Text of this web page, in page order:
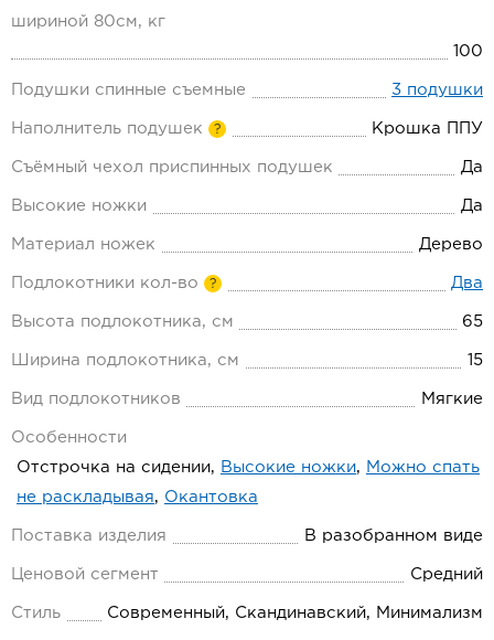
шириной 80см, кг
100
Подушки спинные съемные 3 подушки
Наполнитель подушек ? Крошка ППУ
Съёмный чехол приспинных подушек Да
Высокие ножки Да
Материал ножек Дерево
Подлокотники кол-во ? Два
Высота подлокотника, см 65
Ширина подлокотника, см 15
Вид подлокотников Мягкие
Особенности
Отстрочка на сидении, Высокие ножки, Можно спать
не раскладывая, Окантовка
Поставка изделия В разобранном виде
Ценовой сегмент Средний
Стиль Современный, Скандинавский, Минимализм